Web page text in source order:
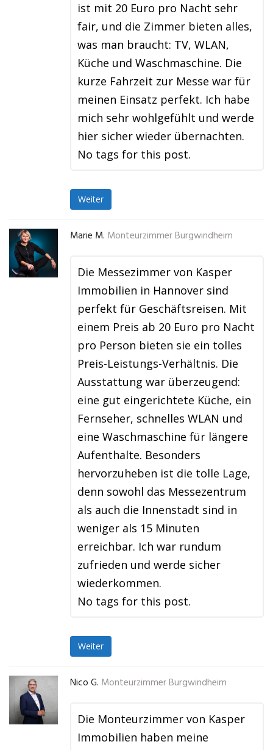
ist mit 20 Euro pro Nacht sehr
fair, und die Zimmer bieten alles,
was man braucht: TV, WLAN,
Küche und Waschmaschine. Die
kurze Fahrzeit zur Messe war für
meinen Einsatz perfekt. Ich habe
mich sehr wohlgefühlt und werde
hier sicher wieder übernachten.
No tags for this post.
Weiter
Marie M. Monteurzimmer Burgwindheim
Die Messezimmer von Kasper
Immobilien in Hannover sind
perfekt für Geschäftsreisen. Mit
einem Preis ab 20 Euro pro Nacht
pro Person bieten sie ein tolles
Preis-Leistungs-Verhältnis. Die
Ausstattung war überzeugend:
eine gut eingerichtete Küche, ein
Fernseher, schnelles WLAN und
eine Waschmaschine für längere
Aufenthalte. Besonders
hervorzuheben ist die tolle Lage,
denn sowohl das Messezentrum
als auch die Innenstadt sind in
weniger als 15 Minuten
erreichbar. Ich war rundum
zufrieden und werde sicher
wiederkommen.
No tags for this post.
Weiter
Nico G. Monteurzimmer Burgwindheim
Die Monteurzimmer von Kasper
Immobilien haben meine